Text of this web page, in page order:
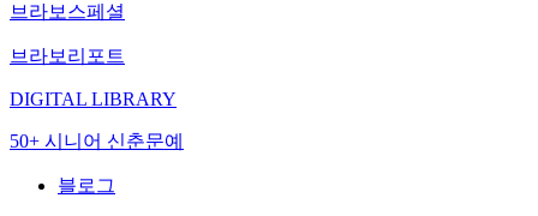
브라보스페셜
브라보리포트
DIGITAL LIBRARY
50+ 시니어 신춘문예
블로그